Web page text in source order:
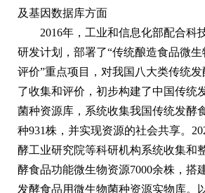
及基因数据库方面
2016年，工业和信息化部配合科
研发计划，部署了“传统酿造食品微
评价”重点项目，对我国八大类传统
了收集和评价，初步构建了中国传统
菌种资源库，系统收集我国传统发酵
种931株，并实现资源的社会共享。
酵工业研究院等科研机构系统收集和
酵食品功能微生物资源7000余株，搭
发酵食品用微生物菌种资源实物库。